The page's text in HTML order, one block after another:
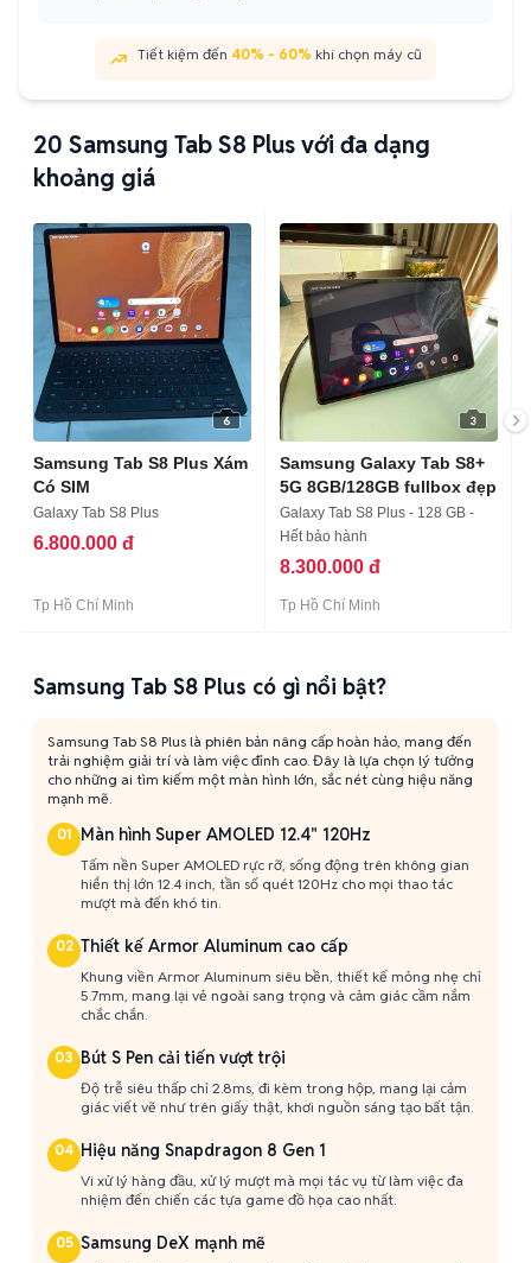
Tiết kiệm đến 40% - 60% khi chọn máy cũ
20 Samsung Tab S8 Plus với đa dạng
khoảng giá
6
Samsung Tab S8 Plus Xám
Có SIM
Galaxy Tab S8 Plus
6.800.000 đ
Tp Hồ Chí Minh
3
Samsung Galaxy Tab S8+
5G 8GB/128GB fullbox đẹp
Galaxy Tab S8 Plus - 128 GB -
Hết bảo hành
8.300.000 đ
Tp Hồ Chí Minh
Samsung Tab S8 Plus có gì nổi bật?
Samsung Tab S8 Plus là phiên bản nâng cấp hoàn hảo, mang đến
trải nghiệm giải trí và làm việc đỉnh cao. Đây là lựa chọn lý tưởng
cho những ai tìm kiếm một màn hình lớn, sắc nét cùng hiệu năng
mạnh mẽ.
01 Màn hình Super AMOLED 12.4" 120Hz
Tấm nền Super AMOLED rực rỡ, sống động trên không gian
hiển thị lớn 12.4 inch, tần số quét 120Hz cho mọi thao tác
mượt mà đến khó tin.
02 Thiết kế Armor Aluminum cao cấp
Khung viền Armor Aluminum siêu bền, thiết kế mỏng nhẹ chỉ
5.7mm, mang lại vẻ ngoài sang trọng và cảm giác cầm nắm
chắc chắn.
03 Bút S Pen cải tiến vượt trội
Độ trễ siêu thấp chỉ 2.8ms, đi kèm trong hộp, mang lại cảm
giác viết vẽ như trên giấy thật, khơi nguồn sáng tạo bất tận.
04 Hiệu năng Snapdragon 8 Gen 1
Vi xử lý hàng đầu, xử lý mượt mà mọi tác vụ từ làm việc đa
nhiệm đến chiến các tựa game đồ họa cao nhất.
05 Samsung DeX mạnh mẽ